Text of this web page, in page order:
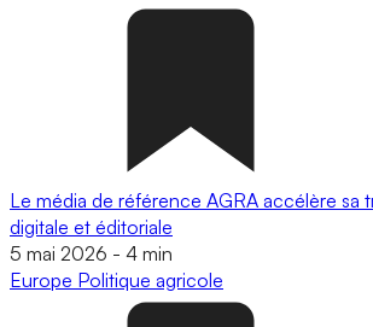
Le média de référence AGRA accélère sa
digitale et éditoriale
5 mai 2026 - 4 min
Europe Politique agricole